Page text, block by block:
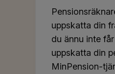
uppskatta din
du ännu inte
uppskatta din
MinPension-